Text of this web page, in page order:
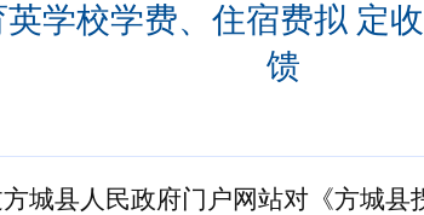
学校学费、住宿费拟 定
馈
城县人民政府门户网站对《方城县